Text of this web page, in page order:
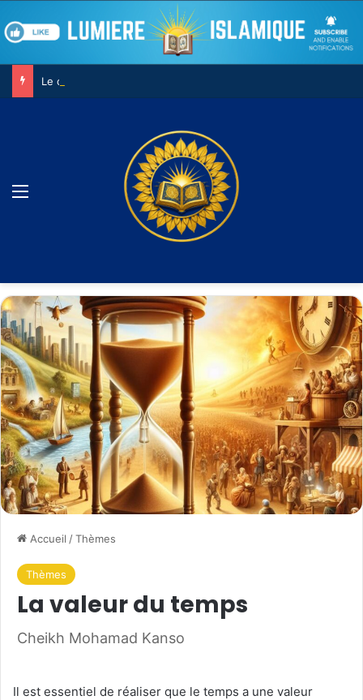
Le combat contre son âme
Accueil /Thèmes
Thèmes
La valeur du temps
Cheikh Mohamad Kanso
Il est essentiel de réaliser que le temps a une valeur